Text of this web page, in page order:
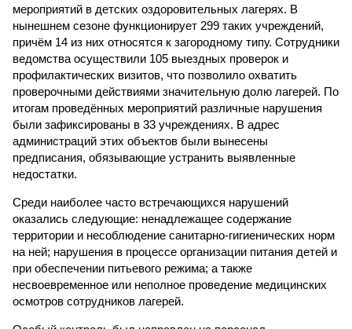
мероприятий в детских оздоровительных лагерях. В
нынешнем сезоне функционирует 299 таких учреждений,
причём 14 из них относятся к загородному типу. Сотрудники
ведомства осуществили 105 выездных проверок и
профилактических визитов, что позволило охватить
проверочными действиями значительную долю лагерей. По
итогам проведённых мероприятий различные нарушения
были зафиксированы в 33 учреждениях. В адрес
администраций этих объектов были вынесены
предписания, обязывающие устранить выявленные
недостатки.
Среди наиболее часто встречающихся нарушений
оказались следующие: ненадлежащее содержание
территории и несоблюдение санитарно-гигиенических норм
на ней; нарушения в процессе организации питания детей и
при обеспечении питьевого режима; а также
несвоевременное или неполное проведение медицинских
осмотров сотрудников лагерей.